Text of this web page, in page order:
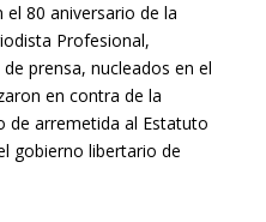
80 aniversario de la
Profesional,
prensa, nucleados en el
en contra de la
de arremetida al Estatuto
gobierno libertario de